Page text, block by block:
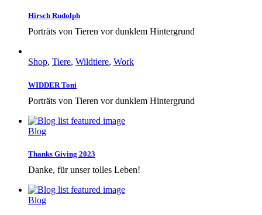
Hirsch Rudolph
Porträts von Tieren vor dunklem Hintergrund
Shop, Tiere, Wildtiere, Work
WIDDER Toni
Porträts von Tieren vor dunklem Hintergrund
Blog
Thanks Giving 2023
Danke, für unser tolles Leben!
Blog